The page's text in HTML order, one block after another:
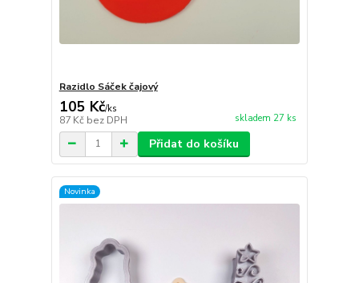
Razidlo Sáček čajový
105 Kč/ks
87 Kč bez DPH skladem 27 ks
Přidat do košíku
Novinka